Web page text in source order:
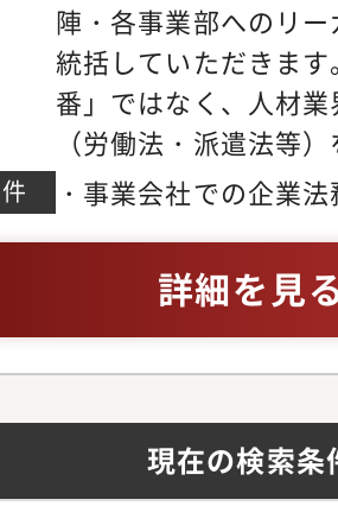
陣・各事業部へのリ
統括していただきま
番」ではなく、人材
（労働法・派遣法等
事業成長とガバナン
備を見据えた組織体
法務の観点から経営
プライアンス文化を
る牽引役を担ってい
ジメント・法務戦略
ト（メンバーの育成
理）全社的なリーガ
・事業会社での企業
ジネスレベル※英語
詳細を見
現在の検索条